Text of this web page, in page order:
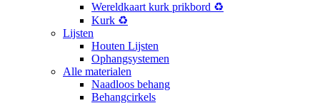
Wereldkaart kurk prikbord ♻️
Kurk ♻️
Lijsten
Houten Lijsten
Ophangsystemen
Alle materialen
Naadloos behang
Behangcirkels